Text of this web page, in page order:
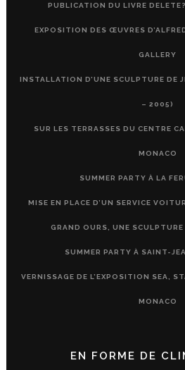
PUBLICATION DU LIVRE
EXPOSITION DES ŒUVRES
GALLERY
INSTALLATION D’UNE SCULPTURE DE
– 2005)
SUR LES TERRASSES DU CENTRE
MONACO
SUMMER PARTY À LA
MISE EN PLACE D’UN SERVICE
GRAND OURS, UNE
SUMMER PARTY À SAINT-
VERNISSAGE DE L’EXPOSITION SEA,
MONACO
EN FORME DE